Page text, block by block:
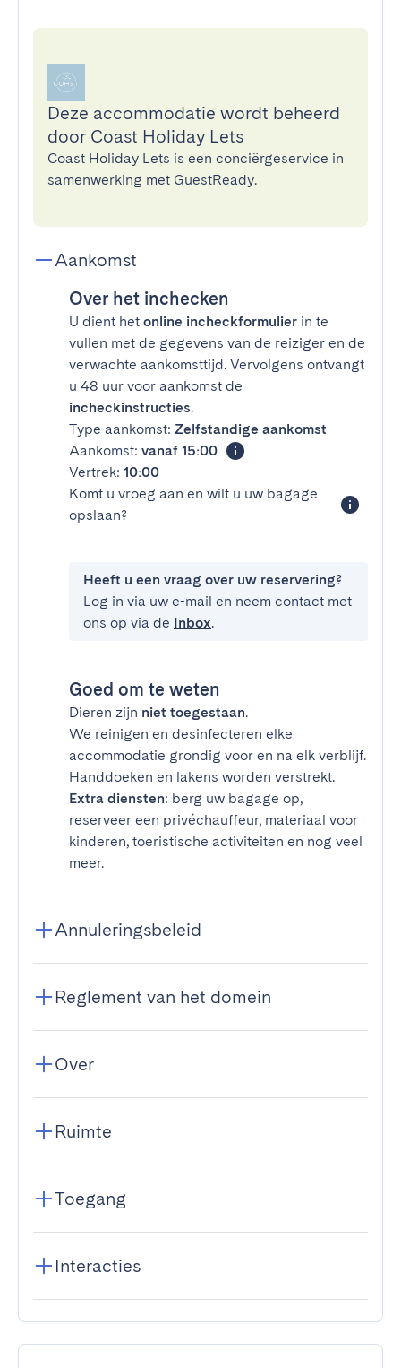
Deze accommodatie wordt beheerd
door Coast Holiday Lets
Coast Holiday Lets is een conciërgeservice in
samenwerking met GuestReady.
Aankomst
Over het inchecken
U dient het online incheckformulier in te
vullen met de gegevens van de reiziger en de
verwachte aankomsttijd. Vervolgens ontvangt
u 48 uur voor aankomst de
incheckinstructies.
Type aankomst: Zelfstandige aankomst
Aankomst: vanaf 15:00
Vertrek: 10:00
Komt u vroeg aan en wilt u uw bagage
opslaan?
Heeft u een vraag over uw reservering?
Log in via uw e-mail en neem contact met
ons op via de Inbox.
Goed om te weten
Dieren zijn niet toegestaan.
We reinigen en desinfecteren elke
accommodatie grondig voor en na elk verblijf.
Handdoeken en lakens worden verstrekt.
Extra diensten: berg uw bagage op,
reserveer een privéchauffeur, materiaal voor
kinderen, toeristische activiteiten en nog veel
meer.
Annuleringsbeleid
Reglement van het domein
Over
Ruimte
Toegang
Interacties